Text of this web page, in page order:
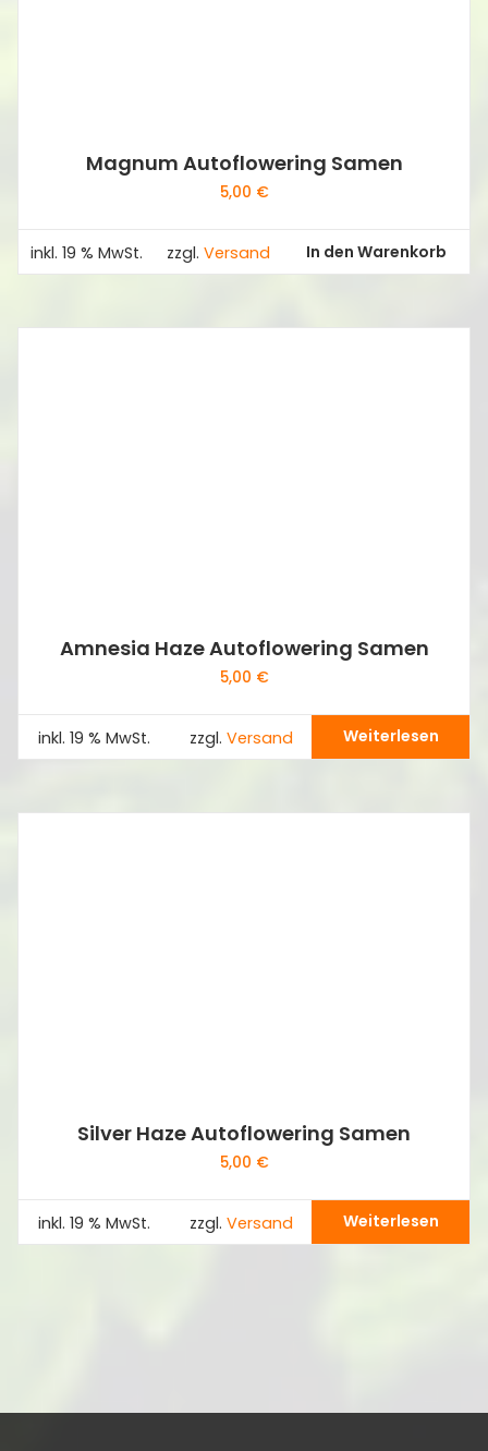
Magnum Autoflowering Samen
5,00 €
inkl. 19 % MwSt. zzgl. Versand In den Warenkorb
Amnesia Haze Autoflowering Samen
5,00 €
inkl. 19 % MwSt. zzgl. Versand Weiterlesen
Silver Haze Autoflowering Samen
5,00 €
inkl. 19 % MwSt. zzgl. Versand Weiterlesen